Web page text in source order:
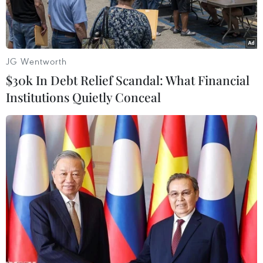
Cảnh sát kiểm tra các phương tiện để phòng dịch COVID-19 tại
Petaling Jaya, Malaysia. (Ảnh: THX/TTXVN)
Ngày 28/5, Thủ tướng Malaysia Muhyiddin
Yassin đã công bố kế hoạch phong tỏa toàn quốc
trong hai tuần, từ ngày 1-14/6, trong bối cảnh số
JG Wentworth
$30k In Debt Relief Scandal: What Financial
Institutions Quietly Conceal